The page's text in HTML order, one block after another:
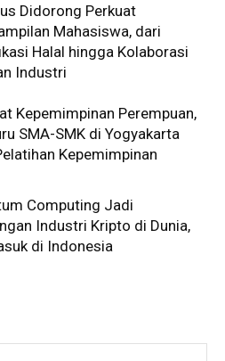
Didorong Perkuat
Mahasiswa, dari
Halal hingga Kolaborasi
Industri
Kepemimpinan Perempuan,
SMA-SMK di Yogyakarta
Kepemimpinan
Computing Jadi
Industri Kripto di Dunia,
di Indonesia